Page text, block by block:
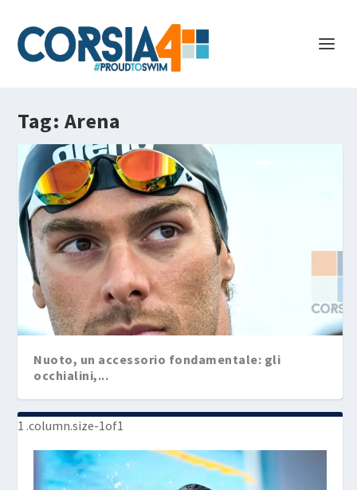
Tag: Arena
Nuoto, un accessorio fondamentale: gli
occhialini,...